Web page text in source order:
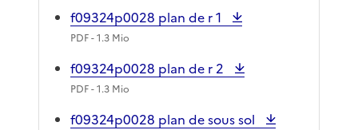
f09324p0028 plan de r 1
PDF- 1.3 Mio
f09324p0028 plan de r 2
PDF- 1.3 Mio
f09324p0028 plan de sous sol